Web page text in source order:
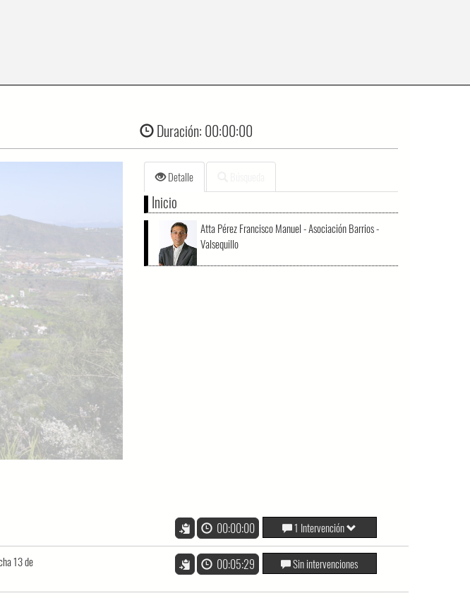
Duración: 00:00:00
Detalle
Inicio
Atta Pérez Francisco Manuel - Asociación Barrios -
Valsequillo
00:00:00 1 Intervención
13 de
00:05:29 Sin intervenciones